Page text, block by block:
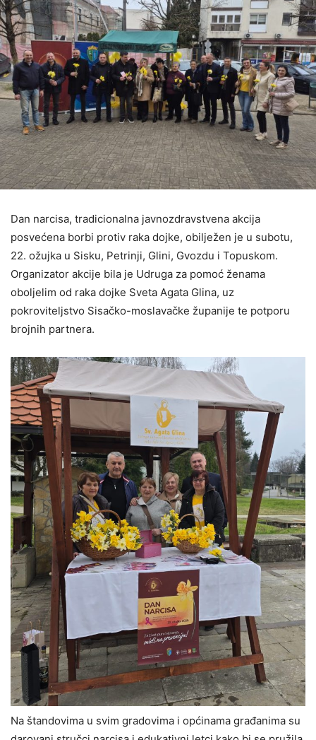
Dan narcisa, tradicionalna javnozdravstvena akcija
posvećena borbi protiv raka dojke, obilježen je u subotu,
22. ožujka u Sisku, Petrinji, Glini, Gvozdu i Topuskom.
Organizator akcije bila je Udruga za pomoć ženama
oboljelim od raka dojke Sveta Agata Glina, uz
pokroviteljstvo Sisačko-moslavačke županije te potporu
brojnih partnera.
Na štandovima u svim gradovima i općinama građanima su